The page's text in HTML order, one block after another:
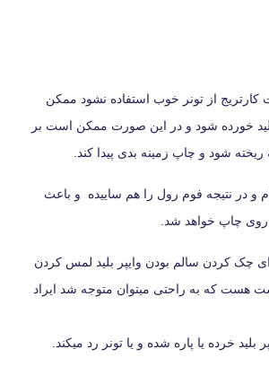
کارتریج از تونر خوب استفاده نشود ممکن
خورده شود و در این صورت ممکن است بر
شود و چاپ زمینه بدی پیدا کند.
و در نتیجه فوم رول را هم ساییده و باعث
چاپ خواهد شد.
چک کردن سالم بودن وایپر بلید لمس کردن
هست که به راحتی میتوان متوجه شد ایراد
خرده یا پاره شده و یا تونر رد میکند.